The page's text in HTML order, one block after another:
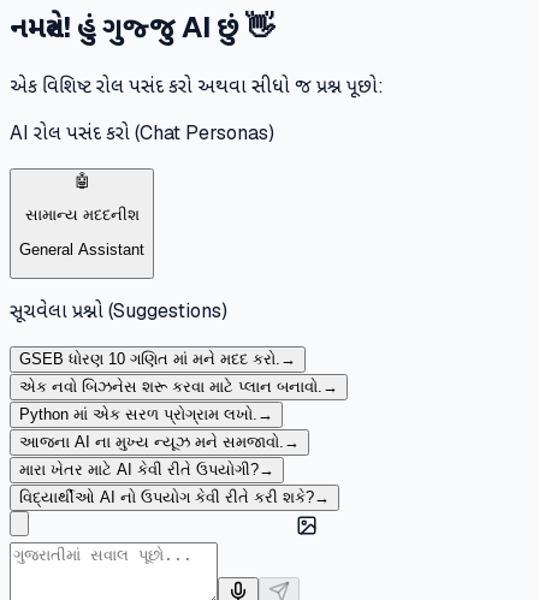
નમસ્તે! હું ગુજ્જુ AI છું 👋
એક વિશિષ્ટ રોલ પસંદ કરો અથવા સીધો જ પ્રશ્ન પૂછો:
AI રોલ પસંદ કરો (Chat Personas)
🤖
સામાન્ય મદદનીશ
General Assistant
સૂચવેલા પ્રશ્નો (Suggestions)
GSEB ધોરણ 10 ગણિત માં મને મદદ કરો. →
એક નવો બિઝનેસ શરૂ કરવા માટે પ્લાન બનાવો. →
Python માં એક સરળ પ્રોગ્રામ લખો. →
આજના AI ના મુખ્ય ન્યૂઝ મને સમજાવો. →
મારા ખેતર માટે AI કેવી રીતે ઉપયોગી?→
વિદ્યાર્થીઓ AI નો ઉપયોગ કેવી રીતે કરી શકે?→